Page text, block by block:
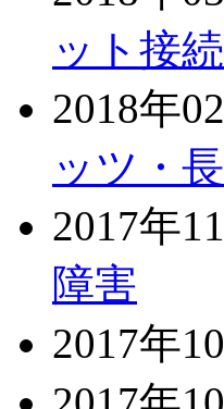
ット接
2018年
ッツ・長
2017年
障害
2017年